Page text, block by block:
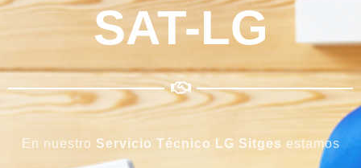
SAT-LG
En nuestro Servicio Técnico LG Sitges estamos